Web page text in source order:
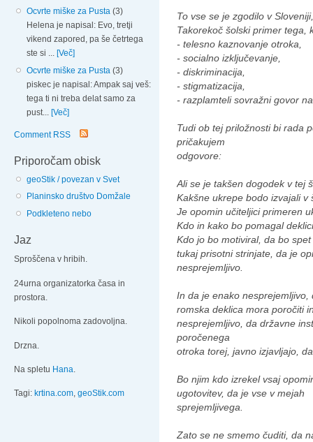
Ocvrte miške za Pusta (3)
Helena je napisal: Evo, tretji
vikend zapored, pa še četrtega
ste si ... [Več]
Ocvrte miške za Pusta (3)
piskec je napisal: Ampak saj veš:
tega ti ni treba delat samo za
pust... [Več]
Comment RSS
Priporočam obisk
geoStik / povezan v Svet
Planinsko društvo Domžale
Podkleteno nebo
Jaz
Sproščena v hribih.
24urna organizatorka časa in
prostora.
Nikoli popolnoma zadovoljna.
Drzna.
Na spletu Hana.
Tagi: krtina.com, geoStik.com
To vse se je zgodilo v
Takorekoč šolski primer tega,
- telesno kaznovanje otroka,
- socialno izključevanje,
- diskriminacija,
- stigmatizacija,
- razplamteli sovražni govor
Tudi ob tej priložnosti bi rada
pričakujem
odgovore:
Ali se je takšen dogodek v tej
Kakšne ukrepe bodo izvajali
Je opomin učiteljici primeren
Kdo in kako bo pomagal
Kdo jo bo motiviral, da bo
tukaj prisotni strinjate, da je
nesprejemljivo.
In da je enako
romska deklica mora poročiti
nesprejemljivo, da državne
poročenega
otroka torej, javno izjavljajo,
Bo njim kdo izrekel vsaj
ugotovitev, da je vse v mejah
sprejemljivega.
Zato se ne smemo čuditi, da